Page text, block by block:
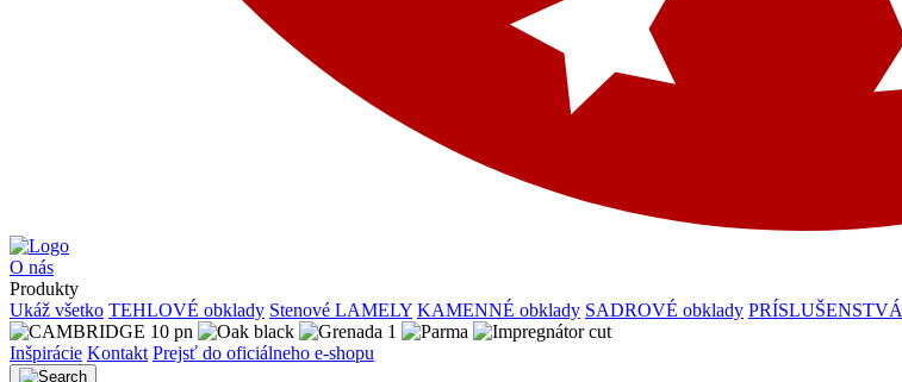
O nás
Produkty
Ukáž všetko TEHLOVÉ obklady Stenové LAMELY KAMENNÉ obklady SADROVÉ obklady PRÍSLUŠENSTVÁ
Inšpirácie Kontakt Prejsť do oficiálneho e-shopu